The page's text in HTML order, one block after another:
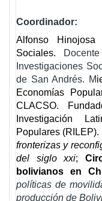
Coordinador:
Alfonso Hinojosa
Sociales.
Investigaciones
de San Andrés. M
Economías
CLACSO.
Investigación
Populares
fronterizas y
del siglo xxi;
bolivianos en
políticas de
producción de